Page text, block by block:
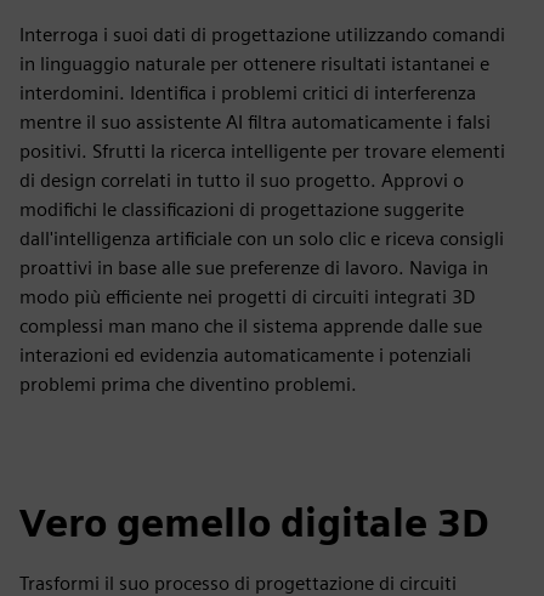
Interroga i suoi dati di progettazione utilizzando comandi
in linguaggio naturale per ottenere risultati istantanei e
interdomini. Identifica i problemi critici di interferenza
mentre il suo assistente AI filtra automaticamente i falsi
positivi. Sfrutti la ricerca intelligente per trovare elementi
di design correlati in tutto il suo progetto. Approvi o
modifichi le classificazioni di progettazione suggerite
dall'intelligenza artificiale con un solo clic e riceva consigli
proattivi in base alle sue preferenze di lavoro. Naviga in
modo più efficiente nei progetti di circuiti integrati 3D
complessi man mano che il sistema apprende dalle sue
interazioni ed evidenzia automaticamente i potenziali
problemi prima che diventino problemi.
Vero gemello digitale 3D
Trasformi il suo processo di progettazione di circuiti